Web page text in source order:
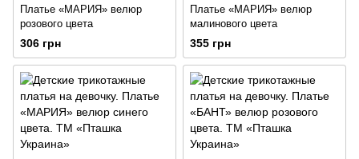
Платье «МАРИЯ» велюр
розового цвета
306 грн
Платье «МАРИЯ» велюр
малинового цвета
355 грн